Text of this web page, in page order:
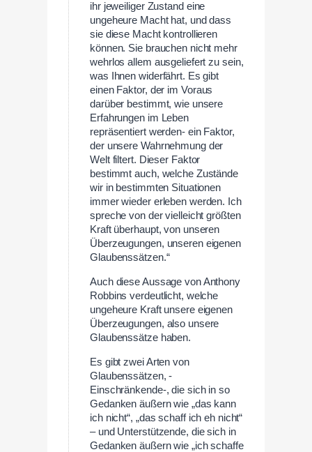
ihr jeweiliger Zustand eine
ungeheure Macht hat, und dass
sie diese Macht kontrollieren
können. Sie brauchen nicht mehr
wehrlos allem ausgeliefert zu sein,
was Ihnen widerfährt. Es gibt
einen Faktor, der im Voraus
darüber bestimmt, wie unsere
Erfahrungen im Leben
repräsentiert werden- ein Faktor,
der unsere Wahrnehmung der
Welt filtert. Dieser Faktor
bestimmt auch, welche Zustände
wir in bestimmten Situationen
immer wieder erleben werden. Ich
spreche von der vielleicht größten
Kraft überhaupt, von unseren
Überzeugungen, unseren eigenen
Glaubenssätzen.“
Auch diese Aussage von Anthony
Robbins verdeutlicht, welche
ungeheure Kraft unsere eigenen
Überzeugungen, also unsere
Glaubenssätze haben.
Es gibt zwei Arten von
Glaubenssätzen, -
Einschränkende-, die sich in so
Gedanken äußern wie „das kann
ich nicht“, „das schaff ich eh nicht“
– und Unterstützende, die sich in
Gedanken äußern wie „ich schaffe